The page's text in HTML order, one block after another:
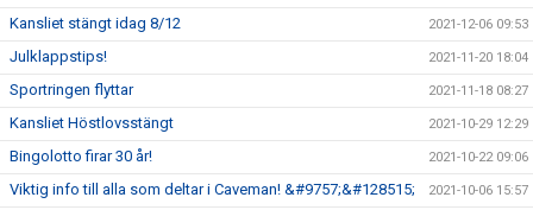
Kansliet stängt idag 8/12 2021-12-06 09:53
Julklappstips! 2021-11-20 18:04
Sportringen flyttar 2021-11-18 08:27
Kansliet Höstlovsstängt 2021-10-29 12:29
Bingolotto firar 30 år! 2021-10-22 09:06
Viktig info till alla som deltar i Caveman! &#9757;&#128515; 2021-10-06 15:57